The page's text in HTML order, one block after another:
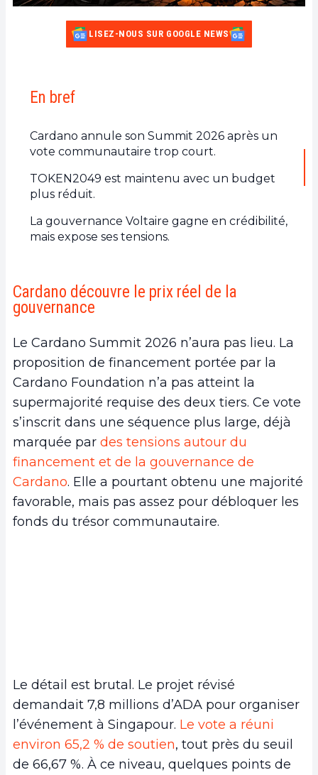
LISEZ-NOUS SUR GOOGLE NEWS
En bref
Cardano annule son Summit 2026 après un
vote communautaire trop court.
TOKEN2049 est maintenu avec un budget
plus réduit.
La gouvernance Voltaire gagne en crédibilité,
mais expose ses tensions.
Cardano découvre le prix réel de la
gouvernance
Le Cardano Summit 2026 n’aura pas lieu. La
proposition de financement portée par la
Cardano Foundation n’a pas atteint la
supermajorité requise des deux tiers. Ce vote
s’inscrit dans une séquence plus large, déjà
marquée par des tensions autour du
financement et de la gouvernance de
Cardano. Elle a pourtant obtenu une majorité
favorable, mais pas assez pour débloquer les
fonds du trésor communautaire.
Le détail est brutal. Le projet révisé
demandait 7,8 millions d’ADA pour organiser
l’événement à Singapour. Le vote a réuni
environ 65,2 % de soutien, tout près du seuil
de 66,67 %. À ce niveau, quelques points de